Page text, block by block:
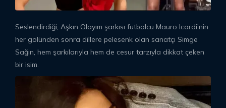
Seslendirdiği, Aşkın Olayım şarkısı futbolcu Mauro Icardi'nin
her golünden sonra dillere pelesenk olan sanatçı Simge
Sağın, hem şarkılarıyla hem de cesur tarzıyla dikkat çeken
bir isim.